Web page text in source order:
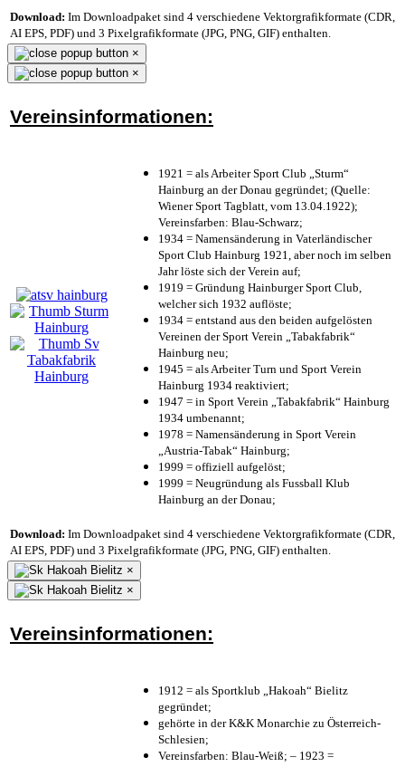
Download: Im Downloadpaket sind 4 verschiedene Vektorgrafikformate (CDR,
AI EPS, PDF) und 3 Pixelgrafikformate (JPG, PNG, GIF) enthalten.
×
×
Vereinsinformationen:
1921 = als Arbeiter Sport Club „Sturm“
Hainburg an der Donau gegründet; (Quelle:
Wiener Sport Tagblatt, vom 13.04.1922);
Vereinsfarben: Blau-Schwarz;
1934 = Namensänderung in Vaterländischer
Sport Club Hainburg 1921, aber noch im selben
Jahr löste sich der Verein auf;
1919 = Gründung Hainburger Sport Club,
welcher sich 1932 auflöste;
1934 = entstand aus den beiden aufgelösten
Vereinen der Sport Verein „Tabakfabrik“
Hainburg neu;
1945 = als Arbeiter Turn und Sport Verein
Hainburg 1934 reaktiviert;
1947 = in Sport Verein „Tabakfabrik“ Hainburg
1934 umbenannt;
1978 = Namensänderung in Sport Verein
„Austria-Tabak“ Hainburg;
1999 = offiziell aufgelöst;
1999 = Neugründung als Fussball Klub
Hainburg an der Donau;
Download: Im Downloadpaket sind 4 verschiedene Vektorgrafikformate (CDR,
AI EPS, PDF) und 3 Pixelgrafikformate (JPG, PNG, GIF) enthalten.
×
×
Vereinsinformationen:
1912 = als Sportklub „Hakoah“ Bielitz
gegründet;
gehörte in der K&K Monarchie zu Österreich-
Schlesien;
Vereinsfarben: Blau-Weiß; – 1923 =